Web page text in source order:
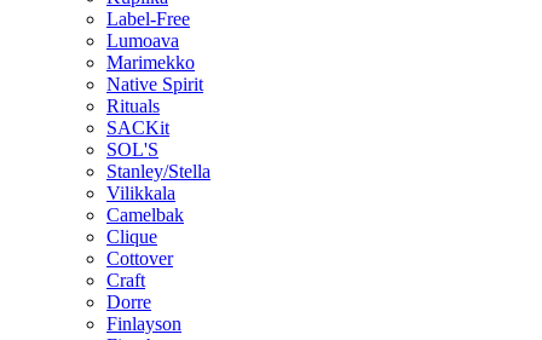
Label-Free
Lumoava
Marimekko
Native Spirit
Rituals
SACKit
SOL'S
Stanley/Stella
Vilikkala
Camelbak
Clique
Cottover
Craft
Dorre
Finlayson